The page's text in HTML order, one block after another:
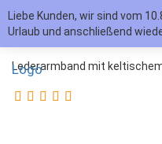
Liebe Kunden, wir sind vom
Urlaub und anschließend
Lederarmband mit